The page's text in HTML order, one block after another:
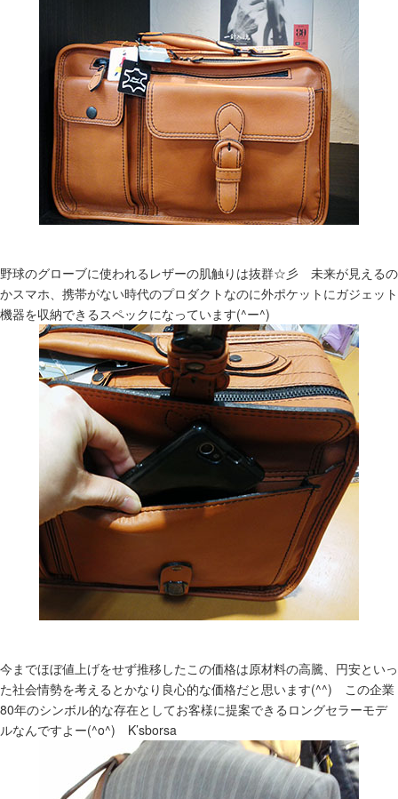
野球のグローブに使われるレザーの肌触りは抜群☆彡 未来が見えるの
かスマホ、携帯がない時代のプロダクトなのに外ポケットにガジェット
機器を収納できるスペックになっています(^ー^)
今までほぼ値上げをせず推移したこの価格は原材料の高騰、円安といっ
た社会情勢を考えるとかなり良心的な価格だと思います(^^) この企業
80年のシンボル的な存在としてお客様に提案できるロングセラーモデ
ルなんですよー(^o^) K’sborsa